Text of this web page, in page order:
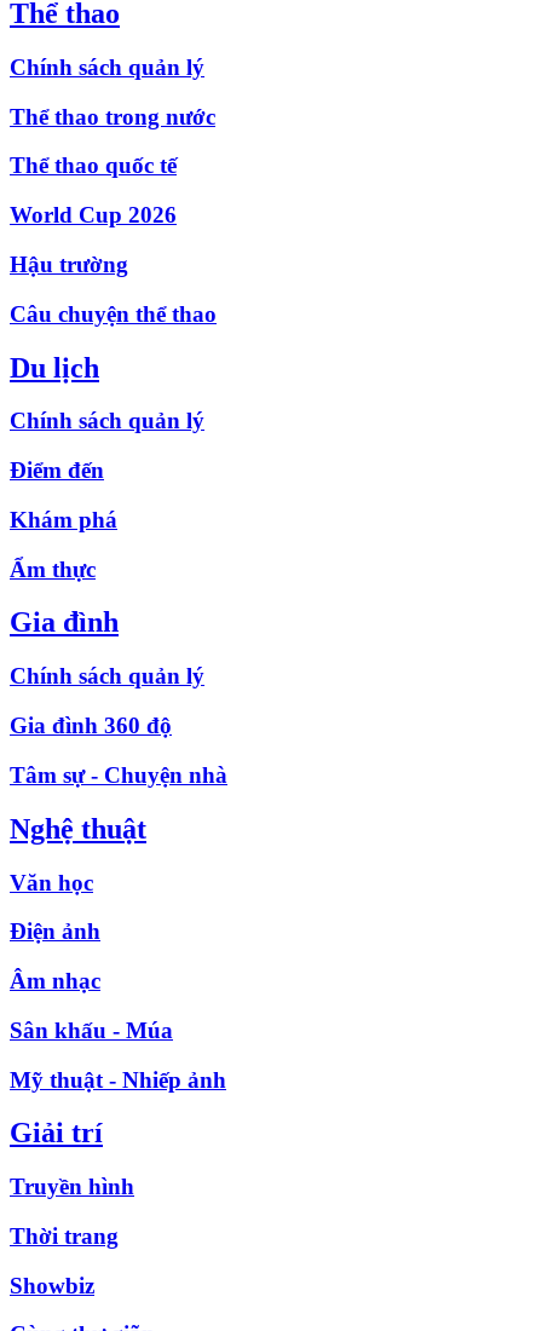
Thể thao
Chính sách quản lý
Thể thao trong nước
Thể thao quốc tế
World Cup 2026
Hậu trường
Câu chuyện thể thao
Du lịch
Chính sách quản lý
Điểm đến
Khám phá
Ẩm thực
Gia đình
Chính sách quản lý
Gia đình 360 độ
Tâm sự - Chuyện nhà
Nghệ thuật
Văn học
Điện ảnh
Âm nhạc
Sân khấu - Múa
Mỹ thuật - Nhiếp ảnh
Giải trí
Truyền hình
Thời trang
Showbiz